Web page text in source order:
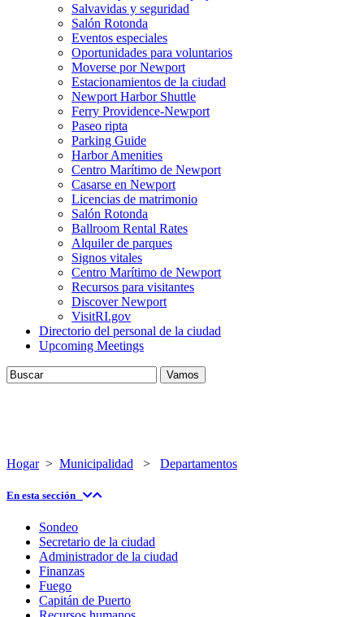
Salvavidas y seguridad
Salón Rotonda
Eventos especiales
Oportunidades para voluntarios
Moverse por Newport
Estacionamientos de la ciudad
Newport Harbor Shuttle
Ferry Providence-Newport
Paseo ripta
Parking Guide
Harbor Amenities
Centro Marítimo de Newport
Casarse en Newport
Licencias de matrimonio
Salón Rotonda
Ballroom Rental Rates
Alquiler de parques
Signos vitales
Centro Marítimo de Newport
Recursos para visitantes
Discover Newport
VisitRI.gov
Directorio del personal de la ciudad
Upcoming Meetings
Hogar> Municipalidad > Departamentos
En esta sección
Sondeo
Secretario de la ciudad
Administrador de la ciudad
Finanzas
Fuego
Capitán de Puerto